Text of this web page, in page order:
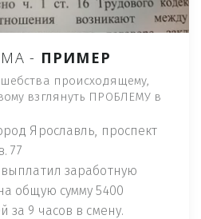
- ПРИМЕР
происходящему,
взглянуть ПРОБЛЕМУ в
Ярославль, проспект
77
заработную
общую сумму 5400
за 9 часов в смену.